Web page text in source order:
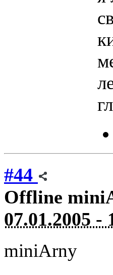
#44
Offline
07.01.2005 -
miniArny